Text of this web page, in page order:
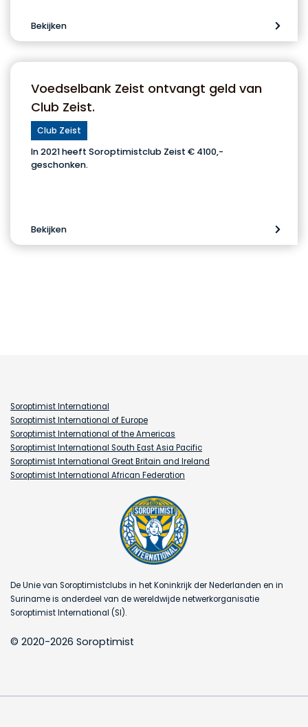
Bekijken
Voedselbank Zeist ontvangt geld van
Club Zeist.
Club Zeist
In 2021 heeft Soroptimistclub Zeist € 4100,-
geschonken.
Bekijken
Soroptimist International
Soroptimist International of Europe
Soroptimist International of the Americas
Soroptimist International South East Asia Pacific
Soroptimist International Great Britain and Ireland
Soroptimist International African Federation
De Unie van Soroptimistclubs in het Koninkrijk der Nederlanden en in
Suriname is onderdeel van de wereldwijde netwerkorganisatie
Soroptimist International (SI).
© 2020-2026 Soroptimist